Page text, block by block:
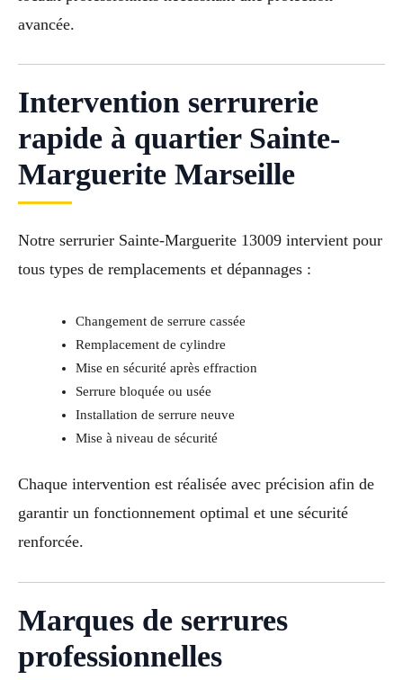
avancée.
Intervention serrurerie
rapide à quartier Sainte-
Marguerite Marseille
Notre serrurier Sainte-Marguerite 13009 intervient pour
tous types de remplacements et dépannages :
Changement de serrure cassée
Remplacement de cylindre
Mise en sécurité après effraction
Serrure bloquée ou usée
Installation de serrure neuve
Mise à niveau de sécurité
Chaque intervention est réalisée avec précision afin de
garantir un fonctionnement optimal et une sécurité
renforcée.
Marques de serrures
professionnelles